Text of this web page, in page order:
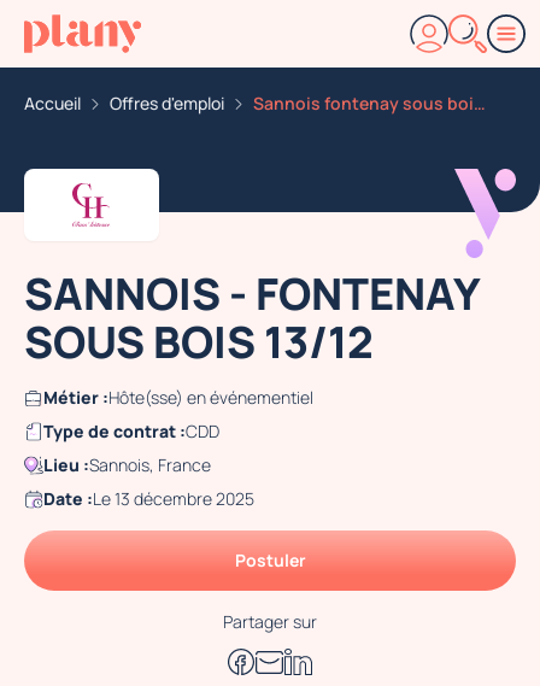
Accueil Offres d'emploi Sannois fontenay sous bois 13 12
SANNOIS - FONTENAY
SOUS BOIS 13/12
Métier :Hôte(sse) en événementiel
Type de contrat :CDD
Lieu :Sannois, France
Date :Le 13 décembre 2025
Postuler
Partager sur